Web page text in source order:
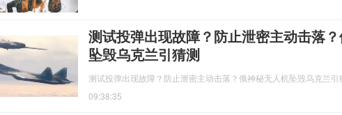
测试投弹出现故障？防止泄密主动击落
坠毁乌克兰引猜测
测试投弹出现故障？防止泄密主动击落？俄神秘无人机坠毁乌克兰引
09:38:35